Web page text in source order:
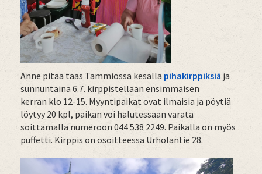
Anne pitää taas Tammiossa kesällä pihakirppiksiä ja
sunnuntaina 6.7. kirppistellään ensimmäisen
kerran klo 12-15. Myyntipaikat ovat ilmaisia ja pöytiä
löytyy 20 kpl, paikan voi halutessaan varata
soittamalla numeroon 044 538 2249. Paikalla on myös
puffetti. Kirppis on osoitteessa Urholantie 28.